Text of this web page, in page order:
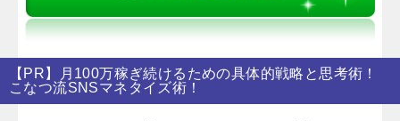
【PR】月100万稼ぎ続けるための具体的戦略と思考術！
こなつ流SNSマネタイズ術！